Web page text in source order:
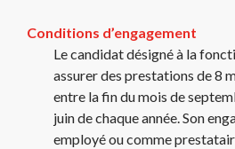
Conditions d’engagement
Le candidat désigné à la
assurer des prestations de 8
entre la fin du mois de
juin de chaque année. Son
employé ou comme